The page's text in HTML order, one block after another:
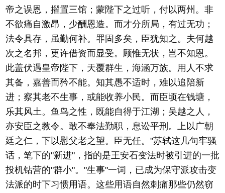
帝之误恩，擢置三馆；蒙陛下之过听，付以两州。非
不欲痛自激昂，少酬恩造。而才分所局，有过无功；
法令具存，虽勤何补。罪固多矣，臣犹知之。夫何越
次之名邦，更许借资而显受。顾惟无状，岂不知恩。
此盖伏遇皇帝陛下，天覆群生，海涵万族。用人不求
其备，嘉善而矜不能。知其愚不适时，难以追陪新
进；察其老不生事，或能收养小民。而臣顷在钱塘，
乐其风土。鱼鸟之性，既能自得于江湖；吴越之人，
亦安臣之教令。敢不奉法勤职，息讼平刑。上以广朝
廷之仁，下以慰父老之望。臣无任。"苏轼这几句牢骚
话，笔下的"新进"，指的是王安石变法时被引进的一批
投机钻营的"群小"。"生事"一词，已成为保守派攻击变
法派的时下习惯用语。这些用语自然刺痛那些仍然窃